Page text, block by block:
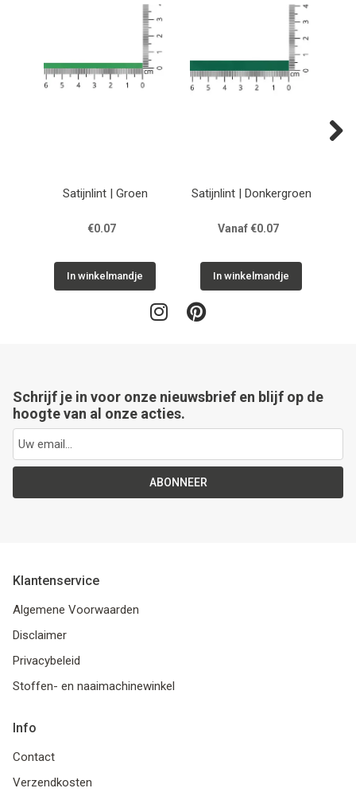
Satijnlint | Groen
€0.07
In winkelmandje
Satijnlint | Donkergroen
Vanaf €0.07
In winkelmandje
Schrijf je in voor onze nieuwsbrief en blijf op de
hoogte van al onze acties.
ABONNEER
Klantenservice
Algemene Voorwaarden
Disclaimer
Privacybeleid
Stoffen- en naaimachinewinkel
Info
Contact
Verzendkosten